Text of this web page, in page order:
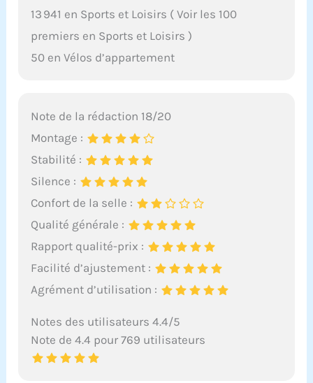
13 941 en Sports et Loisirs ( Voir les 100
premiers en Sports et Loisirs )
50 en Vélos d’appartement
Note de la rédaction 18/20
Montage :
Stabilité :
Silence :
Confort de la selle :
Qualité générale :
Rapport qualité-prix :
Facilité d’ajustement :
Agrément d’utilisation :
Notes des utilisateurs 4.4/5
Note de 4.4 pour 769 utilisateurs